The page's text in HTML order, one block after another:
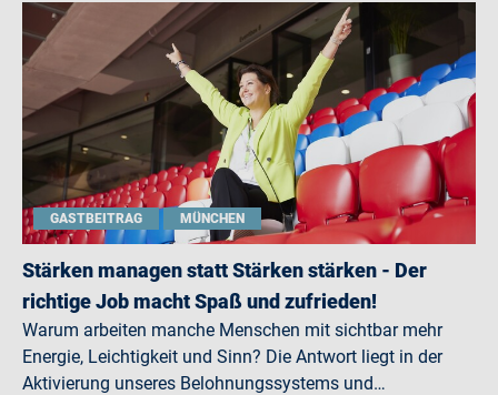
GASTBEITRAG MÜNCHEN
Stärken managen statt Stärken stärken - Der
richtige Job macht Spaß und zufrieden!
Warum arbeiten manche Menschen mit sichtbar mehr
Energie, Leichtigkeit und Sinn? Die Antwort liegt in der
Aktivierung unseres Belohnungssystems und…